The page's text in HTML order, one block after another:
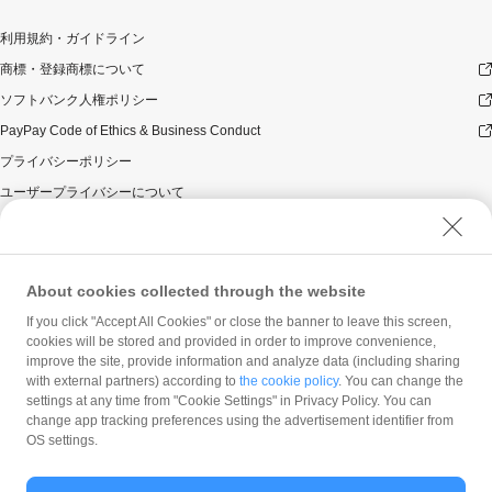
利用規約・ガイドライン
商標・登録商標について
ソフトバンク人権ポリシー
PayPay Code of Ethics & Business Conduct
プライバシーポリシー
ユーザープライバシーについて
ウェブサイト利用規約
反社会的勢力に対する方針
勧誘方針
マネロン等基本方針
カスタマーハラスメントに関する当社の考え方
About cookies collected through the website
If you click "Accept All Cookies" or close the banner to leave this screen,
cookies will be stored and provided in order to improve convenience,
improve the site, provide information and analyze data (including sharing
with external partners) according to the cookie policy. You can change the
settings at any time from "Cookie Settings" in Privacy Policy. You can
change app tracking preferences using the advertisement identifier from
OS settings.